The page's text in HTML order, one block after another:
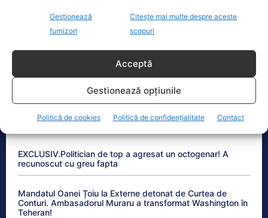
Gestionează
furnizori
Citește mai multe despre aceste
scopuri
Acceptă
Gestionează opțiunile
Politică de cookies Politică de confidențialitate Contact
Premierul demis Bolojan: Legea salarizării este
pregătită. Așteptăm consens politic
Prețurile carburanților, în scădere ușoară. Prima
etapă a măsurilor de criză intră în vigoare
Anchetele Lumea Politică
EXCLUSIV.Politician de top a agresat un octogenar! A
recunoscut cu greu fapta
Mandatul Oanei Țoiu la Externe detonat de Curtea de
Conturi. Ambasadorul Muraru a transformat Washington în
Teheran!